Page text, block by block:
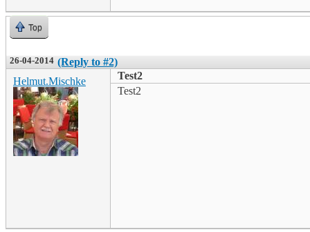
Top
26-04-2014 (Reply to #2)
Helmut.Mischke
Test2
Test2